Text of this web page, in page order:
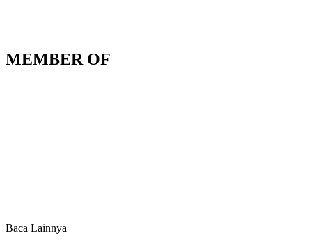
MEMBER OF
Baca Lainnya